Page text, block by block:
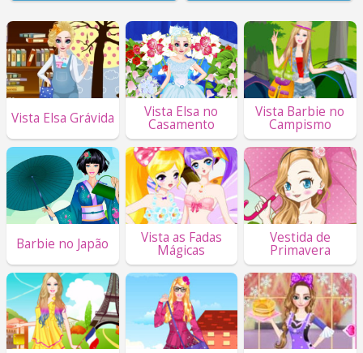
Vista Elsa Grávida Vista Elsa no
Casamento
Vista Barbie no
Campismo
Barbie no Japão Vista as Fadas
Mágicas
Vestida de
Primavera